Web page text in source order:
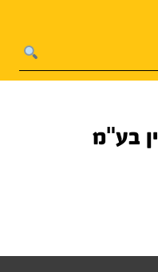
בע"מ